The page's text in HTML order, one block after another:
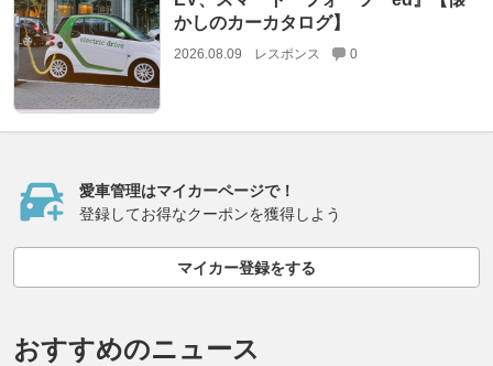
かしのカーカタログ】
2026.08.09 レスポンス 0
愛車管理はマイカーページで！
登録してお得なクーポンを獲得しよう
マイカー登録をする
おすすめのニュース